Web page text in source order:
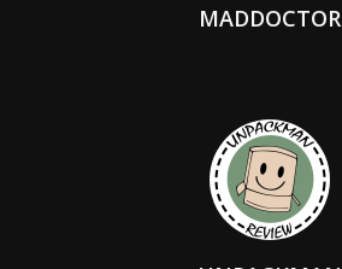
MADDOCTOR